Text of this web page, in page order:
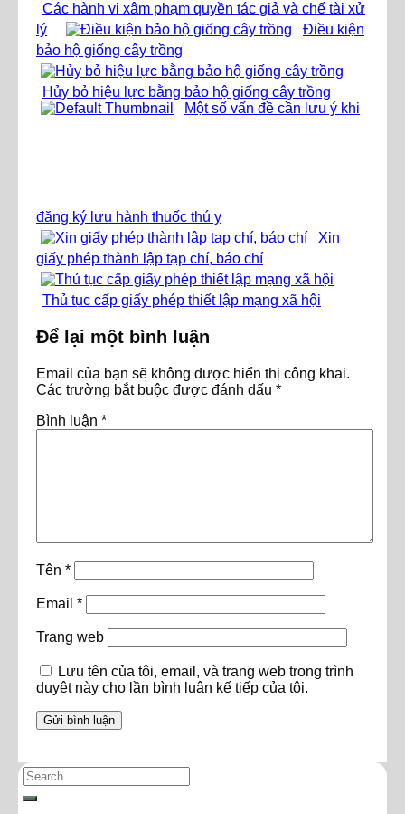
Các hành vi xâm phạm quyền tác giả và chế tài xử
lý
Điều kiện
bảo hộ giống cây trồng
Hủy bỏ hiệu lực bằng bảo hộ giống cây trồng
Một số vấn đề cần lưu ý khi
đăng ký lưu hành thuốc thú y
Xin
giấy phép thành lập tạp chí, báo chí
Thủ tục cấp giấy phép thiết lập mạng xã hội
Để lại một bình luận
Email của bạn sẽ không được hiển thị công khai.
Các trường bắt buộc được đánh dấu *
Bình luận *
Tên *
Email *
Trang web
Lưu tên của tôi, email, và trang web trong trình
duyệt này cho lần bình luận kế tiếp của tôi.